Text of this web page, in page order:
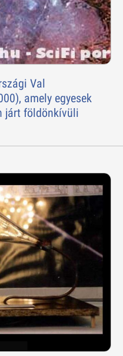
Val
amely egyesek
járt földönkívüli